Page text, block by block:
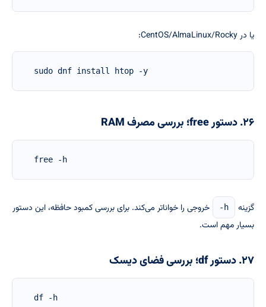
یا در CentOS/AlmaLinux/Rocky:
sudo dnf install htop -y
۲۶. دستور free؛ بررسی مصرف RAM
free -h
گزینه -h
خروجی را خواناتر می‌کند. برای بررسی کمبود حافظه، این دستور
بسیار مهم است.
۲۷. دستور df؛ بررسی فضای دیسک
df -h